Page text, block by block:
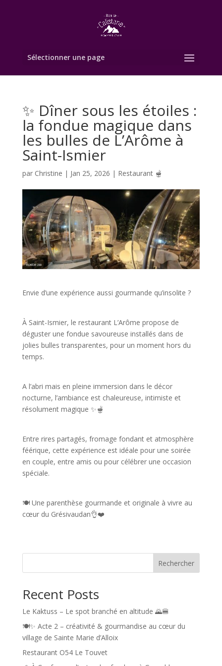
Sélectionner une page
✨ Dîner sous les étoiles :
la fondue magique dans
les bulles de L’Arôme à
Saint-Ismier
par Christine | Jan 25, 2026 | Restaurant 🫕
Envie d’une expérience aussi gourmande qu’insolite ?
À Saint-Ismier, le restaurant L’Arôme propose de
déguster une fondue savoureuse installés dans de
jolies bulles transparentes, pour un moment hors du
temps.
A l’abri mais en pleine immersion dans le décor
nocturne, l’ambiance est chaleureuse, intimiste et
résolument magique ✨🫕
Entre rires partagés, fromage fondant et atmosphère
féérique, cette expérience est idéale pour une soirée
en couple, entre amis ou pour célébrer une occasion
spéciale.
🍽️ Une parenthèse gourmande et originale à vivre au
cœur du Grésivaudan👌❤️
Rechercher
Recent Posts
Le Kaktuss – Le spot branché en altitude 🌄🍔
🍽️✨ Acte 2 – créativité & gourmandise au cœur du
village de Sainte Marie d’Alloix
Restaurant O54 Le Touvet